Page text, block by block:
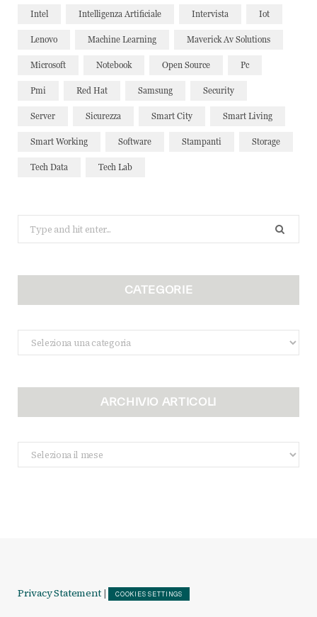
Intel Intelligenza Artificiale Intervista Iot
Lenovo Machine Learning Maverick Av Solutions
Microsoft Notebook Open Source Pc
Pmi Red Hat Samsung Security
Server Sicurezza Smart City Smart Living
Smart Working Software Stampanti Storage
Tech Data Tech Lab
for:
CATEGORIE
Categorie
ARCHIVIO ARTICOLI
Archivio
Articoli
Privacy Statement | COOKIES SETTINGS